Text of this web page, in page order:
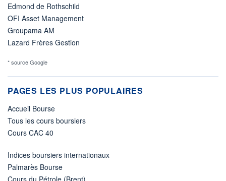
Edmond de Rothschild
OFI Asset Management
Groupama AM
Lazard Frères Gestion
* source Google
PAGES LES PLUS POPULAIRES
Accueil Bourse
Tous les cours boursiers
Cours CAC 40
Indices boursiers internationaux
Palmarès Bourse
Cours du Pétrole (Brent)